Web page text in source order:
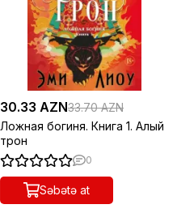
30.33 AZN33.70 AZN
Ложная богиня. Книга 1. Алый
трон
0
Səbətə at